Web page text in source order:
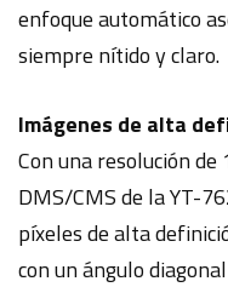
enfoque automático
siempre nítido y claro.
Imágenes de alta
Con una resolución
DMS/CMS de la YT-
píxeles de alta
con un ángulo